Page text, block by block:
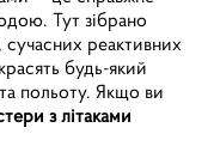
Тут зібрано
реактивних
будь-який
польоту. Якщо ви
з літаками